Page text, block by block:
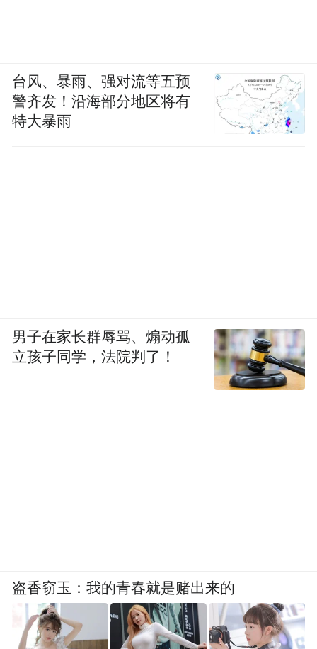
台风、暴雨、强对流等五预
警齐发！沿海部分地区将有
特大暴雨
男子在家长群辱骂、煽动孤
立孩子同学，法院判了！
盗香窃玉：我的青春就是赌出来的